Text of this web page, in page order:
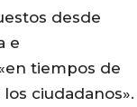
desde
e
tiempos de
ciudadanos».